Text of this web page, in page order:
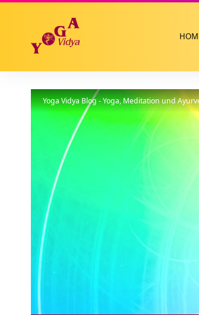
Yoga Vidya Blog - Yoga, Meditation und